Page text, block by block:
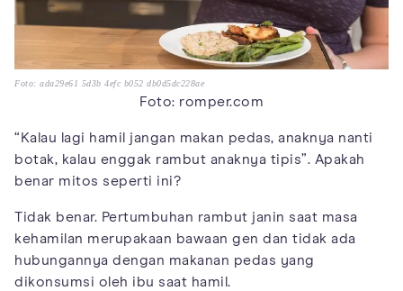
Foto: ada29e61 5d3b 4efc b052 db0d5dc228ae
Foto: romper.com
“Kalau lagi hamil jangan makan pedas, anaknya nanti
botak, kalau enggak rambut anaknya tipis”. Apakah
benar mitos seperti ini?
Tidak benar. Pertumbuhan rambut janin saat masa
kehamilan merupakaan bawaan gen dan tidak ada
hubungannya dengan makanan pedas yang
dikonsumsi oleh ibu saat hamil.